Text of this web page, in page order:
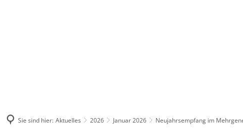
Sie sind hier: Aktuelles 2026 Januar 2026 Neujahrsempfang im